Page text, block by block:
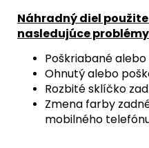
Náhradný diel
nasledujúce
Poškriabané
Ohnutý alebo
Rozbité sklíčko
Zmena farby
mobilného